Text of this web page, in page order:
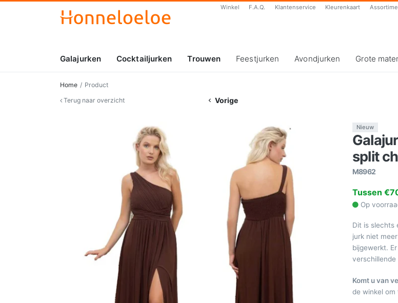
Winkel F.A.Q. Klantenservice Kleurenkaart
Galajurken Cocktailjurken Trouwen Feestjurken Avondjurken Grote
Home
Product
Terug naar overzicht
Vorige
Nieuw
split
M8962
Tussen
Op
Dit is slechts
jurk niet
bijgewerkt.
verschillende
Komt u van
de winkel